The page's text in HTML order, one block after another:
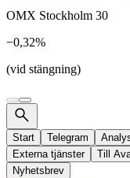
OMX Stockholm 30
−0,32%
(vid stängning)
Start Telegram
Externa tjänster
Till
Nyhetsbrev